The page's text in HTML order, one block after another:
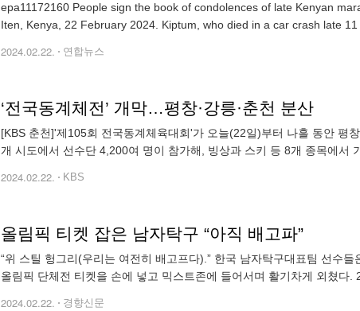
epa11172160 People sign the book of condolences of late Kenyan
Iten, Kenya, 22 February 2024. Kiptum, who died in a car crash late
2024.02.22. 연합뉴스
‘전국동계체전’ 개막…평창·강릉·춘천 분산
[KBS 춘천]'제105회 전국동계체육대회'가 오늘(22일)부터 나흘 동안 평
개 시도에서 선수단 4,200여 명이 참가해, 빙상과 스키 등 8개 종목에서
2024.02.22. KBS
올림픽 티켓 잡은 남자탁구 “아직 배고파”
“위 스틸 헝그리(우리는 여전히 배고프다).” 한국 남자탁구대표팀 선수
올림픽 단체전 티켓을 손에 넣고 믹스트존에 들어서며 활기차게 외쳤다.
2024.02.22. 경향신문